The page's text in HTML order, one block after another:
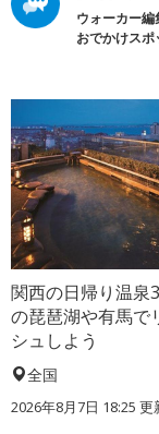
ウォーカー
おでかけスポ
関西の日帰り温泉
の琵琶湖や有馬で
シュしよう
全国
2026年8月7日 18:25 更